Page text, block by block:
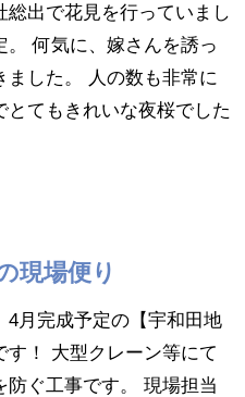
総出で花見を行っていまし
何気に、嫁さんを誘っ
ました。 人の数も非常に
てもきれいな夜桜でした
現場便り
4月完成予定の【宇和田地
す！ 大型クレーン等にて
ぐ工事です。 現場担当